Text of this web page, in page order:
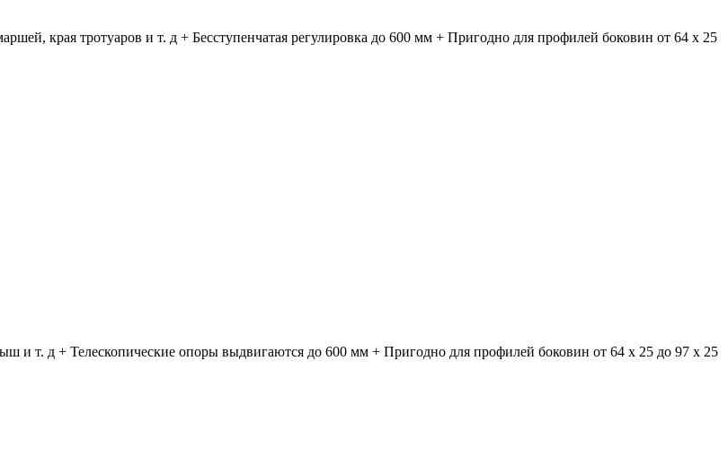
края тротуаров и т. д + Бесступенчатая регулировка до 600 мм + Пригодно для профилей боковин от 64 x 25
и т. д + Телескопические опоры выдвигаются до 600 мм + Пригодно для профилей боковин от 64 x 25 до 97 x 25